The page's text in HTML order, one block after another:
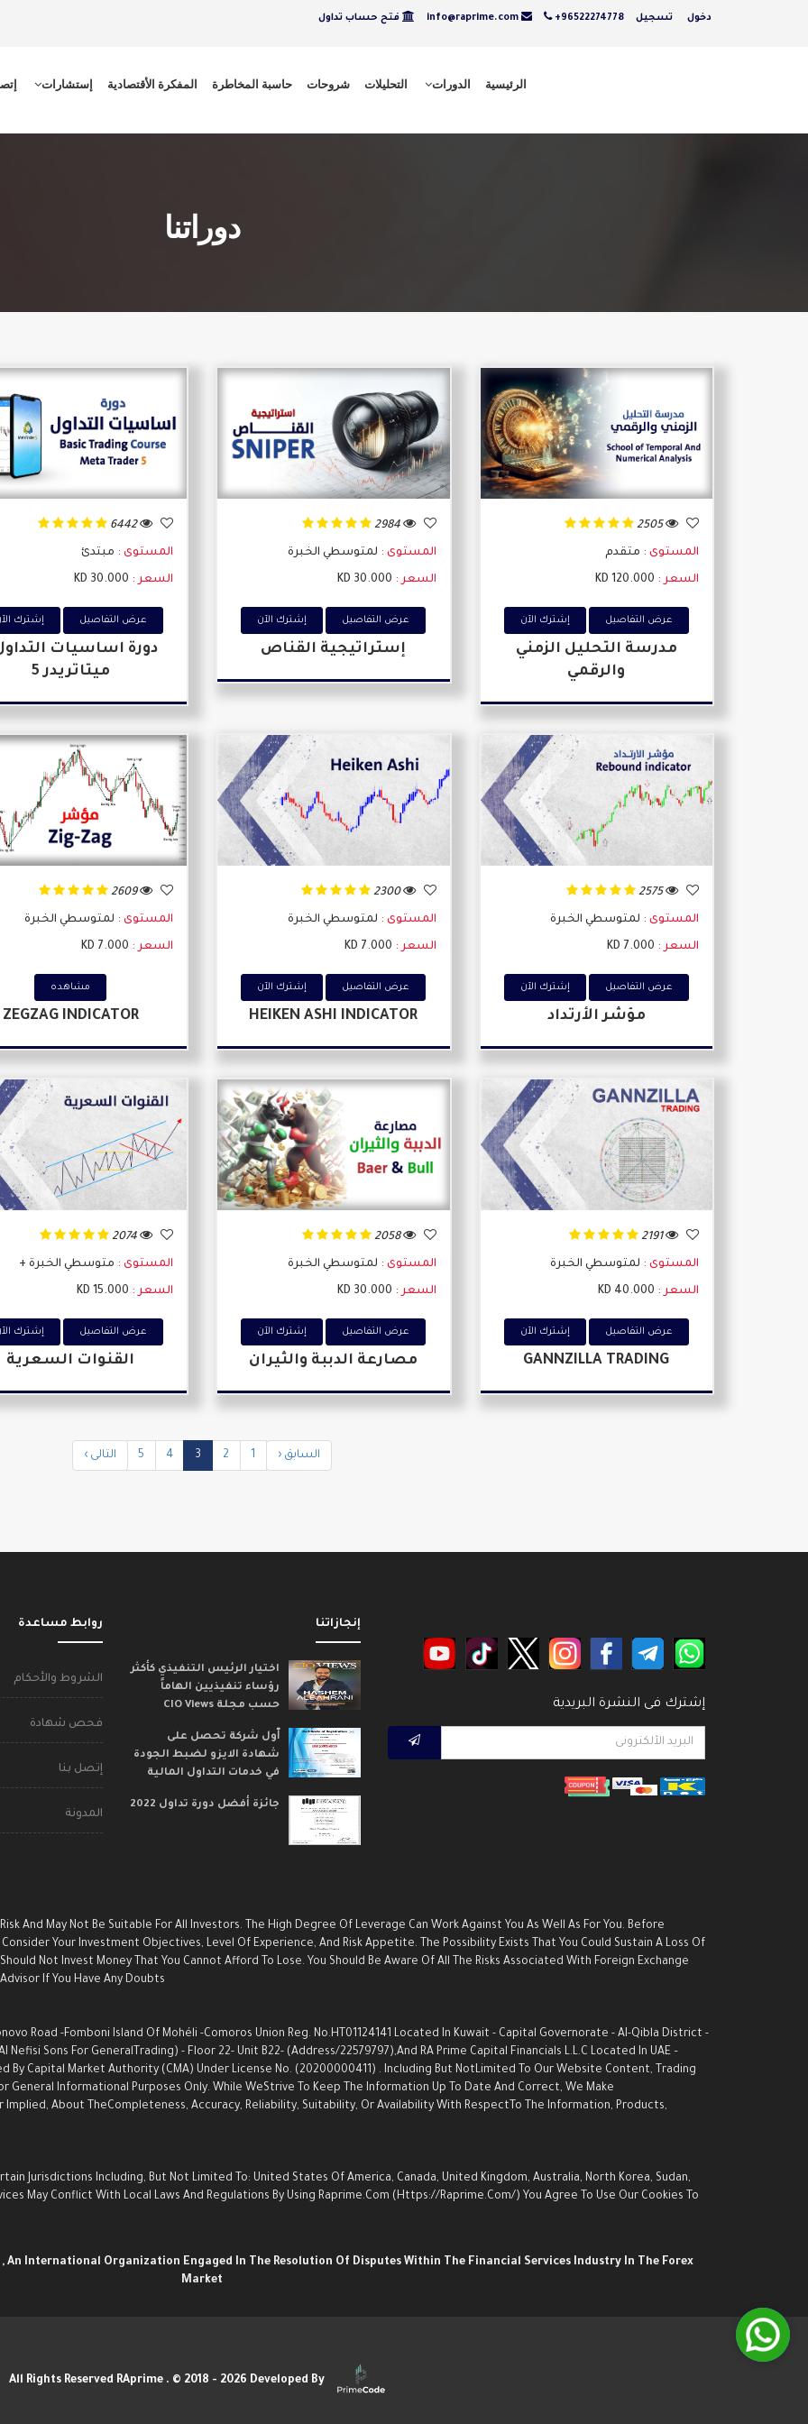
دخول تسجيل +96522274778
info@raprime.com فتح حساب تداول
الرئيسية الدورات التحليلات شروحات حاسبة المخاطرة المفكرة الأقتصادية إستشارات
دوراتنا
2505
المستوى : متقدم
السعر : 120.000 KD
عرض التفاصيل إشترك اﻵن
مدرسة التحليل الزمني
والرقمي
2984
المستوى : لمتوسطي الخبرة
السعر : 30.000 KD
عرض التفاصيل إشترك اﻵن
إستراتيجية القناص
6442
المستوى : مبتدئ
السعر : 30.000 KD
عرض التفاصيل إشترك
دورة اساسيات
ميتاتريدر 5
2575
المستوى : لمتوسطي الخبرة
السعر : 7.000 KD
عرض التفاصيل إشترك اﻵن
مؤشر الأرتداد
2300
المستوى : لمتوسطي الخبرة
السعر : 7.000 KD
عرض التفاصيل إشترك اﻵن
HEIKEN ASHI INDICATOR
2609
المستوى : لمتوسطي الخبرة
السعر : 7.000 KD
مشاهده
ZEGZAG INDICATOR
2191
المستوى : لمتوسطي الخبرة
السعر : 40.000 KD
عرض التفاصيل إشترك اﻵن
GANNZILLA TRADING
2058
المستوى : لمتوسطي الخبرة
السعر : 30.000 KD
عرض التفاصيل إشترك اﻵن
مصارعة الدببة والثيران
2074
المستوى : متوسطي الخبرة +
السعر : 15.000 KD
عرض التفاصيل إشترك
القنوات السعرية
السابق ‹ 1
2
3
4
5 التالى ›
إشترك فى النشرة البريدية
إنجازاتنا
اختيار الرئيس التنفيذي كأكثر
رؤساء تنفيذيين الهاماً
حسب مجلة CIO Views
ٱول شركة تحصل على
شهادة الايزو لضبط الجودة
في خدمات التداول المالية
جائزة أفضل دورة تداول 2022
روابط مساعدة
الشروط والأحكام
فحص شهادة
إتصل بنا
المدونة
And May Not Be Suitable For All Investors. The High Degree Of Leverage Can Work Against You As Well As For You. Before
Your Investment Objectives, Level Of Experience, And Risk Appetite. The Possibility Exists That You Could Sustain A Loss Of
Not Invest Money That You Cannot Afford To Lose. You Should Be Aware Of All The Risks Associated With Foreign Exchange
If You Have Any Doubts.
Road -Fomboni Island Of Mohéli -Comoros Union Reg. No.HT01124141 Located In Kuwait - Capital Governorate - AI-Qibla District -
Sons For GeneralTrading) - Floor 22- Unit B22- (Address/22579797),and RA Prime Capital Financials L.L.C Located In UAE –
By Capital Market Authority (CMA) Under License No. (20200000411) . Including But NotLimited To Our Website Content, Trading
General Informational Purposes Only. While WeStrive To Keep The Information Up To Date And Correct, We Make
Implied, About TheCompleteness, Accuracy, Reliability, Suitability, Or Availability With RespectTo The Information, Products,
Jurisdictions Including, But Not Limited To: United States Of America, Canada, United Kingdom, Australia, North Korea, Sudan,
May Conflict With Local Laws And Regulations By Using Raprime.com (https://raprime.com/) You Agree To Use Our Cookies To
, An International Organization Engaged In The Resolution Of Disputes Within The Financial Services Industry In The Forex
Market
Developed By